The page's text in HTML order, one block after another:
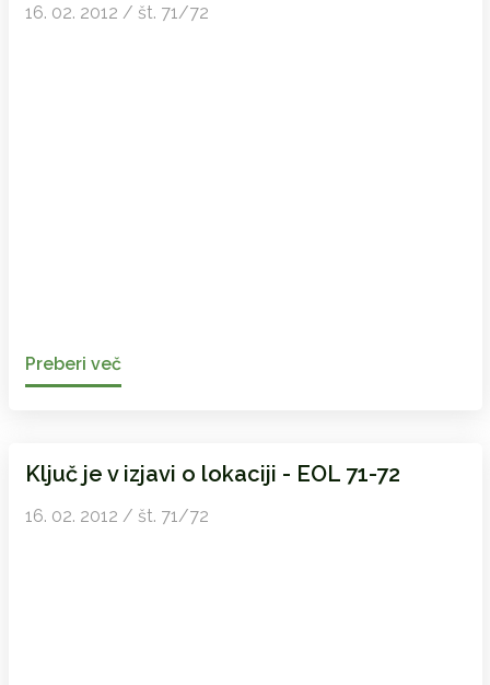
16. 02. 2012 / št. 71/72
Preberi več
Ključ je v izjavi o lokaciji - EOL 71-72
16. 02. 2012 / št. 71/72